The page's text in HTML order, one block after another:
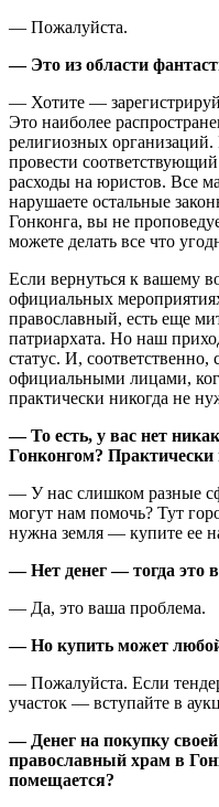
— Пожалуйста.
— Это из области
— Хотите —
Это наиболее
религиозных
провести
расходы на юристов. Все
нарушаете остальные
Гонконга, вы не
можете делать все что
Если вернуться к вашему
официальных
православный, есть еще
патриархата. Но наш
статус. И,
официальными лицами,
практически никогда не
— То есть, у вас нет
Гонконгом? Практически
— У нас слишком разные
могут нам помочь? Тут
нужна земля — купите ее
— Нет денег — тогда это
— Да, это ваша проблема.
— Но купить может
— Пожалуйста. Если
участок — вступайте в
— Денег на покупку
православный храм в
помещается?